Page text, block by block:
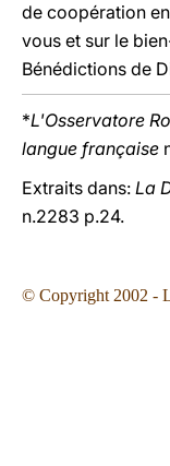
de coopération
vous et sur le
Bénédictions de
*L'Osservatore
langue française
Extraits dans: La
n.2283 p.24.
© Copyright 2002 -